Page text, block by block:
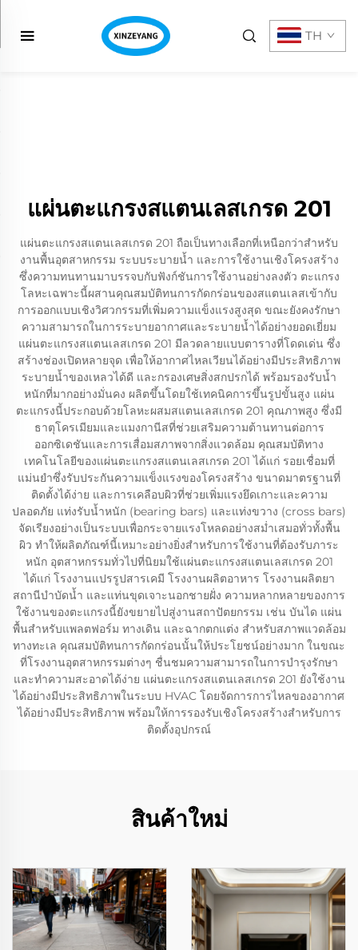
TH
แผ่นตะแกรงสแตนเลสเกรด 201
แผ่นตะแกรงสแตนเลสเกรด 201 ถือเป็นทางเลือกที่เหนือกว่าสำหรับ
งานพื้นอุตสาหกรรม ระบบระบายน้ำ และการใช้งานเชิงโครงสร้าง
ซึ่งความทนทานมาบรรจบกับฟังก์ชันการใช้งานอย่างลงตัว ตะแกรง
โลหะเฉพาะนี้ผสานคุณสมบัติทนการกัดกร่อนของสแตนเลสเข้ากับ
การออกแบบเชิงวิศวกรรมที่เพิ่มความแข็งแรงสูงสุด ขณะยังคงรักษา
ความสามารถในการระบายอากาศและระบายน้ำได้อย่างยอดเยี่ยม
แผ่นตะแกรงสแตนเลสเกรด 201 มีลวดลายแบบตารางที่โดดเด่น ซึ่ง
สร้างช่องเปิดหลายจุด เพื่อให้อากาศไหลเวียนได้อย่างมีประสิทธิภาพ
ระบายน้ำของเหลวได้ดี และกรองเศษสิ่งสกปรกได้ พร้อมรองรับน้ำ
หนักที่มากอย่างมั่นคง ผลิตขึ้นโดยใช้เทคนิคการขึ้นรูปขั้นสูง แผ่น
ตะแกรงนี้ประกอบด้วยโลหะผสมสแตนเลสเกรด 201 คุณภาพสูง ซึ่งมี
ธาตุโครเมียมและแมงกานีสที่ช่วยเสริมความต้านทานต่อการ
ออกซิเดชันและการเสื่อมสภาพจากสิ่งแวดล้อม คุณสมบัติทาง
เทคโนโลยีของแผ่นตะแกรงสแตนเลสเกรด 201 ได้แก่ รอยเชื่อมที่
แม่นยำซึ่งรับประกันความแข็งแรงของโครงสร้าง ขนาดมาตรฐานที่
ติดตั้งได้ง่าย และการเคลือบผิวที่ช่วยเพิ่มแรงยึดเกาะและความ
ปลอดภัย แท่งรับน้ำหนัก (bearing bars) และแท่งขวาง (cross bars)
จัดเรียงอย่างเป็นระบบเพื่อกระจายแรงโหลดอย่างสม่ำเสมอทั่วทั้งพื้น
ผิว ทำให้ผลิตภัณฑ์นี้เหมาะอย่างยิ่งสำหรับการใช้งานที่ต้องรับภาระ
หนัก อุตสาหกรรมทั่วไปที่นิยมใช้แผ่นตะแกรงสแตนเลสเกรด 201
ได้แก่ โรงงานแปรรูปสารเคมี โรงงานผลิตอาหาร โรงงานผลิตยา
สถานีบำบัดน้ำ และแท่นขุดเจาะนอกชายฝั่ง ความหลากหลายของการ
ใช้งานของตะแกรงนี้ยังขยายไปสู่งานสถาปัตยกรรม เช่น บันได แผ่น
พื้นสำหรับแพลตฟอร์ม ทางเดิน และฉากตกแต่ง สำหรับสภาพแวดล้อม
ทางทะเล คุณสมบัติทนการกัดกร่อนนั้นให้ประโยชน์อย่างมาก ในขณะ
ที่โรงงานอุตสาหกรรมต่างๆ ชื่นชมความสามารถในการบำรุงรักษา
และทำความสะอาดได้ง่าย แผ่นตะแกรงสแตนเลสเกรด 201 ยังใช้งาน
ได้อย่างมีประสิทธิภาพในระบบ HVAC โดยจัดการการไหลของอากาศ
ได้อย่างมีประสิทธิภาพ พร้อมให้การรองรับเชิงโครงสร้างสำหรับการ
ติดตั้งอุปกรณ์
สินค้าใหม่